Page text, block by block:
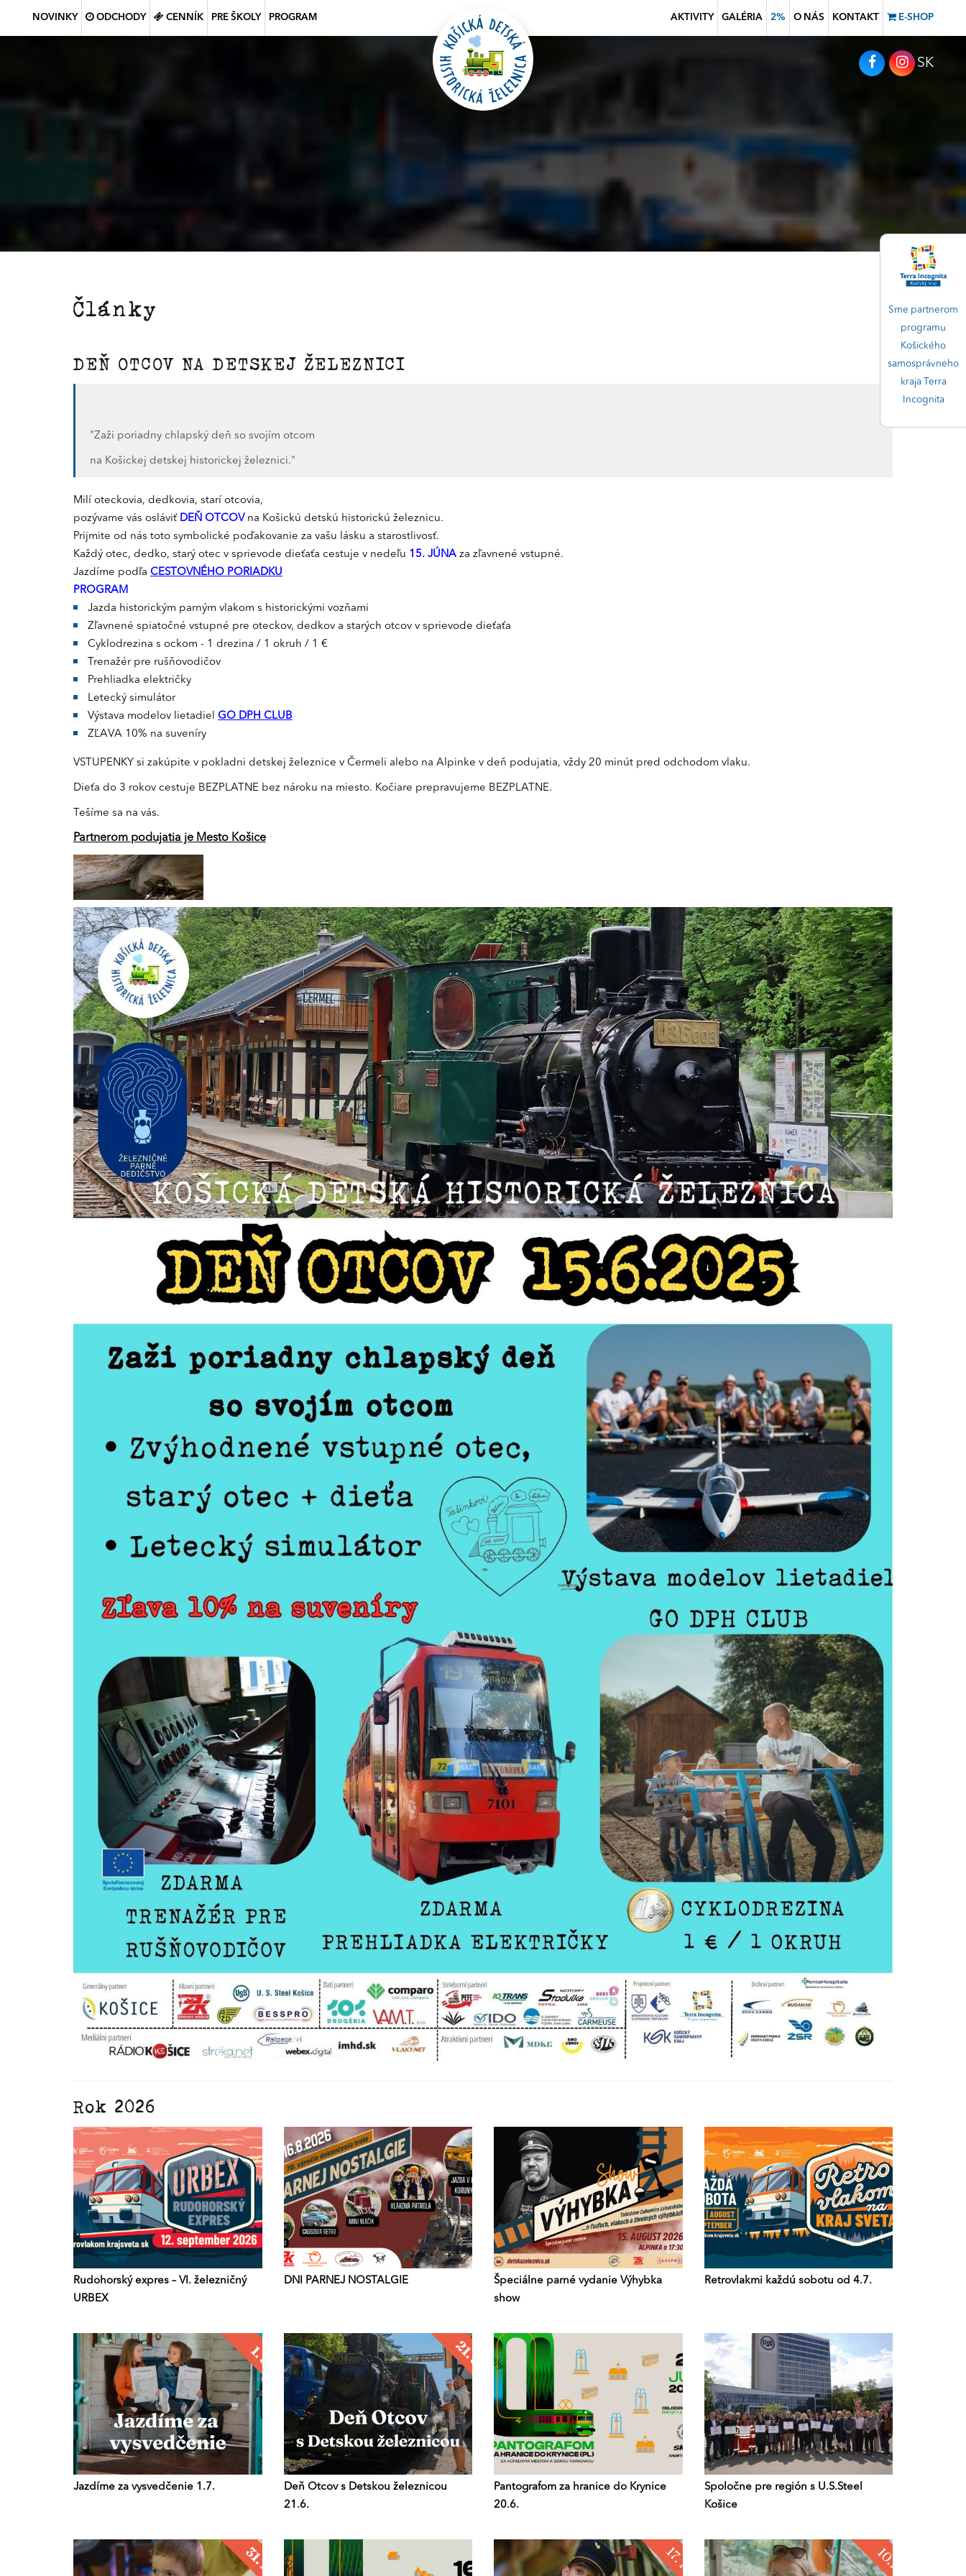
Sme partnerom
programu
Košického
samosprávneho
kraja Terra
Incognita
NOVINKY ODCHODY CENNÍK PRE ŠKOLY PROGRAM AKTIVITY GALÉRIA 2% O NÁS KONTAKT E-SHOP
SK
Články
DEŇ OTCOV NA DETSKEJ ŽELEZNICI
"Zaži poriadny chlapský deň so svojím otcom
na Košickej detskej historickej železnici."
Milí oteckovia, dedkovia, starí otcovia,
pozývame vás osláviť DEŇ OTCOV na Košickú detskú historickú železnicu.
Prijmite od nás toto symbolické poďakovanie za vašu lásku a starostlivosť.
Každý otec, dedko, starý otec v sprievode dieťaťa cestuje v nedeľu 15. JÚNA za zľavnené vstupné.
Jazdíme podľa CESTOVNÉHO PORIADKU
PROGRAM
Jazda historickým parným vlakom s historickými vozňami
Zľavnené spiatočné vstupné pre oteckov, dedkov a starých otcov v sprievode dieťaťa
Cyklodrezina s ockom - 1 drezina / 1 okruh / 1 €
Trenažér pre rušňovodičov
Prehliadka električky
Letecký simulátor
Výstava modelov lietadiel GO DPH CLUB
ZĽAVA 10% na suveníry
VSTUPENKY si zakúpite v pokladni detskej železnice v Čermeli alebo na Alpinke v deň podujatia, vždy 20 minút pred odchodom vlaku.
Dieťa do 3 rokov cestuje BEZPLATNE bez nároku na miesto. Kočiare prepravujeme BEZPLATNE.
Tešíme sa na vás.
Partnerom podujatia je Mesto Košice
Rok 2026
Rudohorský expres – VI. železničný
URBEX
DNI PARNEJ NOSTALGIE
Špeciálne parné vydanie Výhybka
show
Retrovlakmi každú sobotu od 4.7.
Jazdíme za vysvedčenie 1.7.
Deň Otcov s Detskou železnicou
21.6.
Pantografom za hranice do Krynice
20.6.
Spoločne pre región s U.S.Steel
Košice